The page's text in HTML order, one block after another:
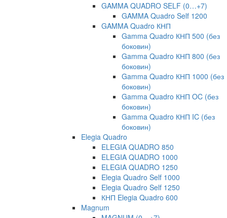
GAMMA QUADRO SELF (0…+7)
GAMMA Quadro Self 1200
GAMMA Quadro КНП
Gamma Quadro КНП 500 (без
боковин)
Gamma Quadro КНП 800 (без
боковин)
Gamma Quadro КНП 1000 (без
боковин)
Gamma Quadro КНП OC (без
боковин)
Gamma Quadro КНП IC (без
боковин)
Elegia Quadro
ELEGIA QUADRO 850
ELEGIA QUADRO 1000
ELEGIA QUADRO 1250
Elegia Quadro Self 1000
Elegia Quadro Self 1250
КНП Elegia Quadro 600
Magnum